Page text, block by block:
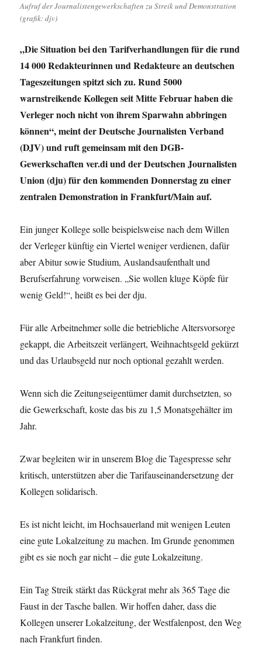
Aufruf der Journalistengewerkschaften zu Streik und Demonstration
(grafik: djv)
„Die Situation bei den Tarifverhandlungen für die rund
14 000 Redakteurinnen und Redakteure an deutschen
Tageszeitungen spitzt sich zu. Rund 5000
warnstreikende Kollegen seit Mitte Februar haben die
Verleger noch nicht von ihrem Sparwahn abbringen
können“, meint der Deutsche Journalisten Verband
(DJV) und ruft gemeinsam mit den DGB-
Gewerkschaften ver.di und der Deutschen Journalisten
Union (dju) für den kommenden Donnerstag zu einer
zentralen Demonstration in Frankfurt/Main auf.
Ein junger Kollege solle beispielsweise nach dem Willen
der Verleger künftig ein Viertel weniger verdienen, dafür
aber Abitur sowie Studium, Auslandsaufenthalt und
Berufserfahrung vorweisen. „Sie wollen kluge Köpfe für
wenig Geld!“, heißt es bei der dju.
Für alle Arbeitnehmer solle die betriebliche Altersvorsorge
gekappt, die Arbeitszeit verlängert, Weihnachtsgeld gekürzt
und das Urlaubsgeld nur noch optional gezahlt werden.
Wenn sich die Zeitungseigentümer damit durchsetzten, so
die Gewerkschaft, koste das bis zu 1,5 Monatsgehälter im
Jahr.
Zwar begleiten wir in unserem Blog die Tagespresse sehr
kritisch, unterstützen aber die Tarifauseinandersetzung der
Kollegen solidarisch.
Es ist nicht leicht, im Hochsauerland mit wenigen Leuten
eine gute Lokalzeitung zu machen. Im Grunde genommen
gibt es sie noch gar nicht – die gute Lokalzeitung.
Ein Tag Streik stärkt das Rückgrat mehr als 365 Tage die
Faust in der Tasche ballen. Wir hoffen daher, dass die
Kollegen unserer Lokalzeitung, der Westfalenpost, den Weg
nach Frankfurt finden.